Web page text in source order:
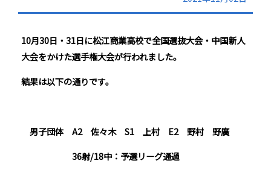
10月30日・31日に松江商業高校で全国選抜大会・中国新人
大会をかけた選手権大会が行われました。
結果は以下の通りです。
男子団体 A2 佐々木 S1 上村 E2 野村 野廣
36射/18中：予選リーグ通過